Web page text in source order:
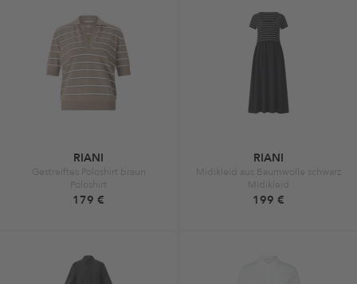
RIANI
Gestreiftes Poloshirt braun
Poloshirt
179 €
RIANI
Midikleid aus Baumwolle schwarz
Midikleid
199 €